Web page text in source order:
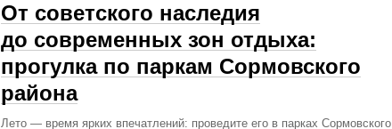
От советского наследия
до современных зон отдыха:
прогулка по паркам Сормовского
района
Лето — время ярких впечатлений: проведите его в парках Сормовского